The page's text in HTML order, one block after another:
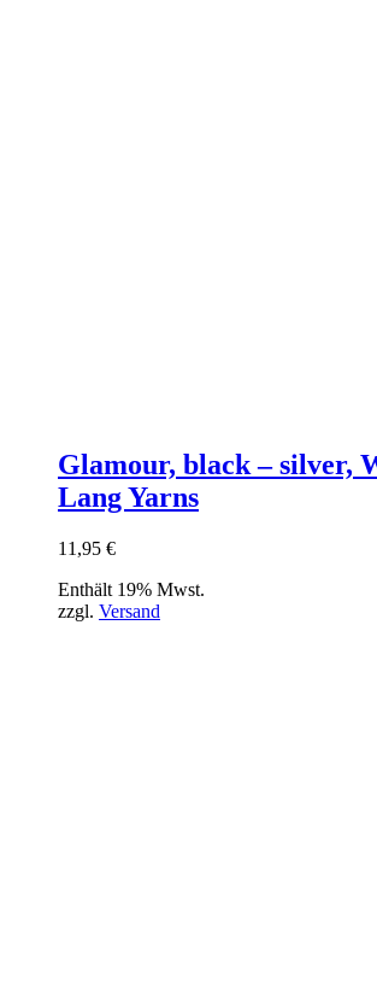
Glamour, black – silver,
Lang Yarns
11,95 €
Enthält 19% Mwst.
zzgl. Versand